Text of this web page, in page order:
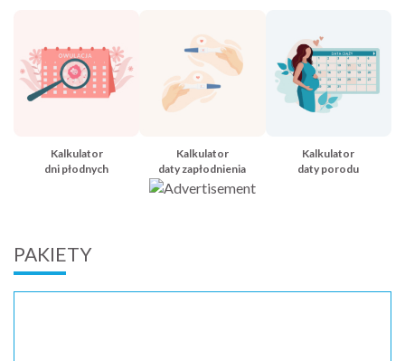
Kalkulator
dni płodnych
Kalkulator
daty zapłodnienia
Kalkulator
daty porodu
PAKIETY